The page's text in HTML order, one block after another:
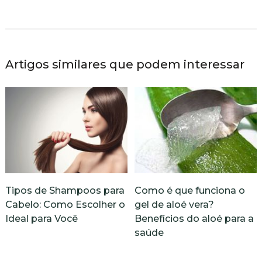
Artigos similares que podem interessar
Tipos de Shampoos para
Cabelo: Como Escolher o
Ideal para Você
Como é que funciona o
gel de aloé vera?
Benefícios do aloé para a
saúde